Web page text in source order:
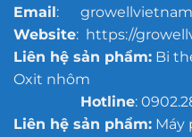
Email:
Website: https://
Liên hệ sản phẩm:Bi
Oxit nhôm
Hotline:
Liên hệ sản phẩm:Máy